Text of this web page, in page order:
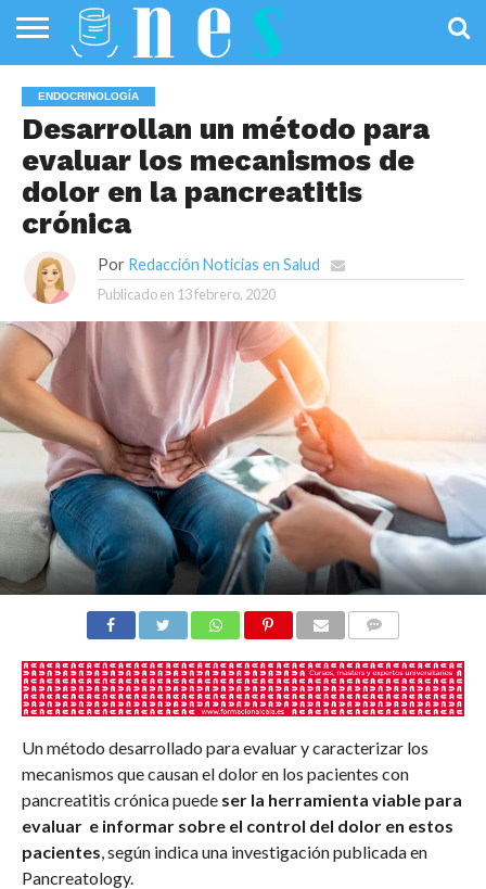
PÚBLICA
SANIDAD
INVESTIGACIÓN
ENTREVISTAS
PROFESIONALES
DE LA SALUD
INFOGRAFÍAS
DE SALUD
OPINIÓN
ENDOCRINOLOGÍA
Desarrollan un método para
evaluar los mecanismos de
dolor en la pancreatitis
crónica
Por Redacción Noticias en Salud
Publicado en 13 febrero, 2020
Un método desarrollado para evaluar y caracterizar los
mecanismos que causan el dolor en los pacientes con
pancreatitis crónica puedeser la herramienta viable para
evaluar e informar sobre el control del dolor en estos
pacientes , según indica una investigación publicada en
Pancreatology.